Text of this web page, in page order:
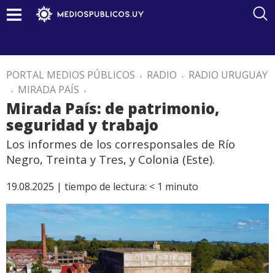
PORTAL MEDIOS PÚBLICOS . RADIO . RADIO URUGUAY
. MIRADA PAÍS .
Mirada País: de patrimonio,
seguridad y trabajo
Los informes de los corresponsales de Río
Negro, Treinta y Tres, y Colonia (Este).
19.08.2025 | tiempo de lectura: < 1 minuto